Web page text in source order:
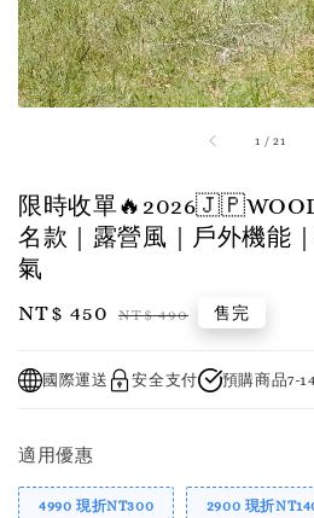
1 /21
限時收單
名款｜露營風｜戶外機能
氣
Sale
NT$ 450 Regular
NT$ 490 售完
國際運送 安全支付 預購商品7-
適用優惠
4990 現折NT300 2900 現折